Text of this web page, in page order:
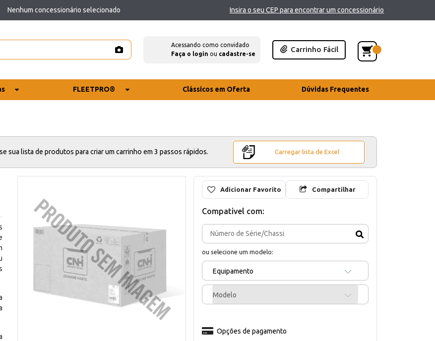
Nenhum concessionário selecionado Insira o seu CEP para encontrar um concessionário
Acessando como convidado
Faça o login ou cadastre-se
Carrinho Fácil
FLEETPRO® Clássicos em Oferta Dúvidas Frequentes
sua lista de produtos para criar um carrinho em 3 passos rápidos. Carregar lista de Excel
Adicionar Favorito Compartilhar
Compativel com:
ou selecione um modelo:
Equipamento
Modelo
Opções de pagamento